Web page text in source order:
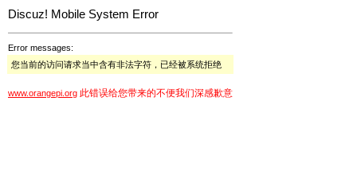
Discuz! Mobile System Error
Error messages:
您当前的访问请求当中含有非法字符，已经被系统拒绝
www.orangepi.org 此错误给您带来的不便我们深感歉意